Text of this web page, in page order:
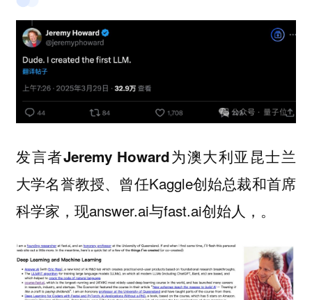
发言者Jeremy Howard为澳大利亚昆士兰
大学名誉教授、曾任Kaggle创始总裁和首席
科学家，现answer.ai与fast.ai创始人，。